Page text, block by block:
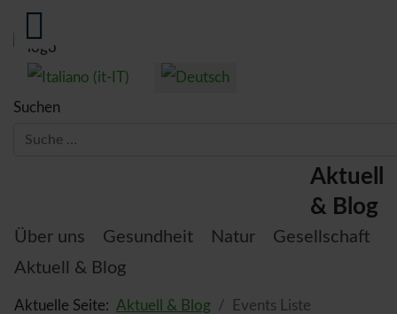
Sprache auswählen
Suchen
Aktuell
& Blog
Über uns Gesundheit Natur
Gesellschaft
Aktuell & Blog
Aktuelle Seite: Aktuell & Blog Events Liste